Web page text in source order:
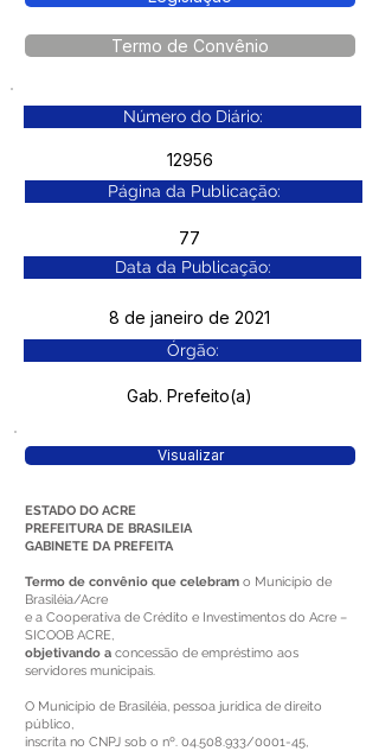
Termo de Convênio
Número do Diário:
12956
Página da Publicação:
77
Data da Publicação:
8 de janeiro de 2021
Órgão:
Gab. Prefeito(a)
Visualizar
ESTADO DO ACRE
PREFEITURA DE BRASILEIA
GABINETE DA PREFEITA
Termo de convênio que celebram o Município de
Brasiléia/Acre
e a Cooperativa de Crédito e Investimentos do Acre –
SICOOB ACRE,
objetivando a concessão de empréstimo aos
servidores municipais.
O Município de Brasiléia, pessoa jurídica de direito
público,
inscrita no CNPJ sob o nº. 04.508.933/0001-45,